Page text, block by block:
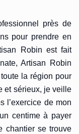
près de
pour prendre en
Robin est fait
Artisan Robin
la région pour
et sérieux, je veille
l’exercice de mon
centime à payer
chantier se trouve